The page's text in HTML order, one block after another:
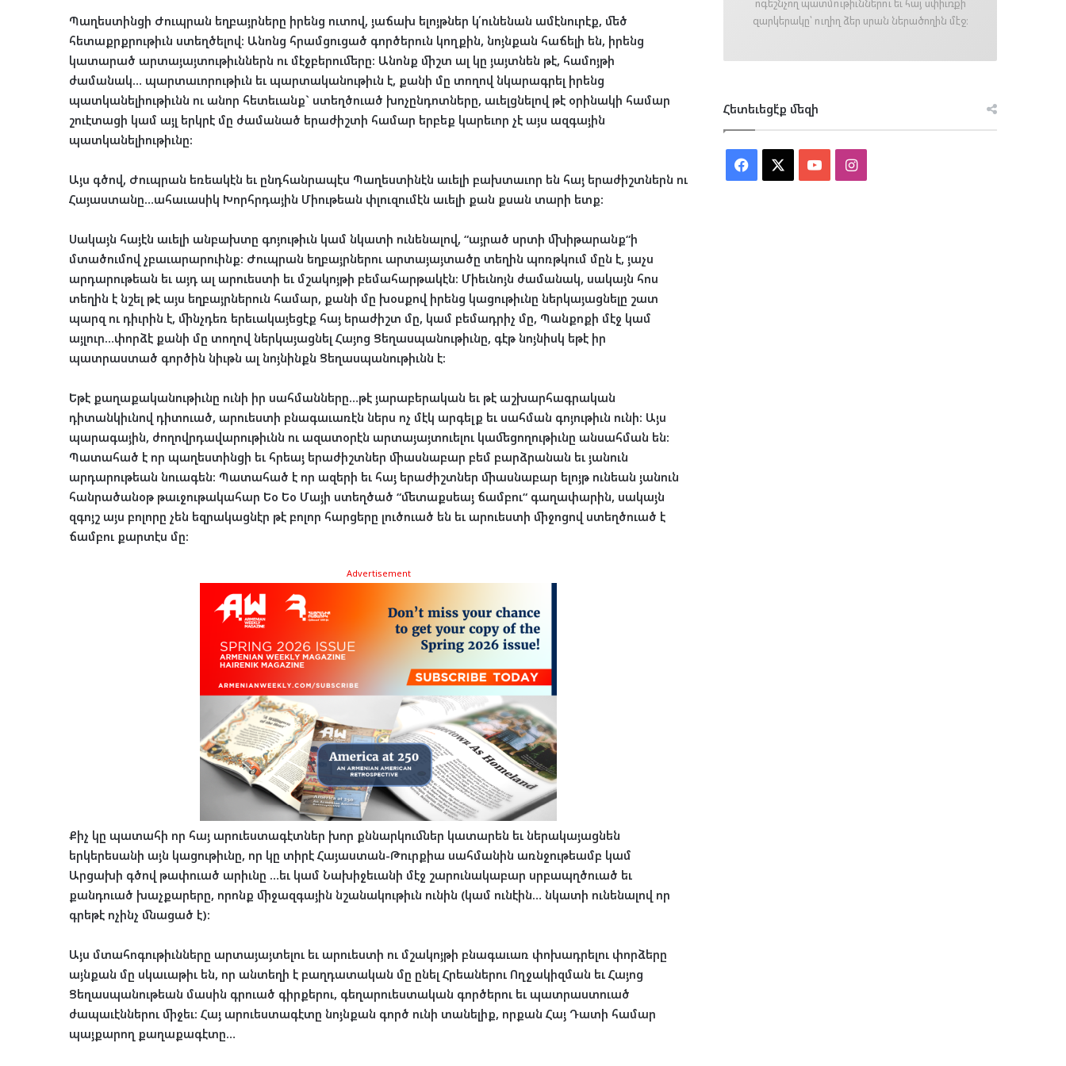
Պաղեստինցի Ժուպրան եղբայրները իրենց ուտով, յաճախ ելոյթներ կ՛ունենան ամէնուրէք, մեծ
հետաքրքրութիւն ստեղծելով: Անոնց հրամցուցած գործերուն կողքին, նոյնքան հաճելի են, իրենց
կատարած արտայայտութիւններն ու մէջբերումերը: Անոնք միշտ ալ կը յայտնեն թէ, համոյթի
ժամանակ… պարտաւորութիւն եւ պարտականութիւն է, քանի մը տողով նկարագրել իրենց
պատկանելիութիւնն ու անոր հետեւանք` ստեղծուած խոչընդոտները, աւելցնելով թէ օրինակի համար
շուէտացի կամ այլ երկրէ մը ժամանած երաժիշտի համար երբեք կարեւոր չէ այս ազգային
պատկանելիութիւնը:
Այս գծով, Ժուպրան եռեակէն եւ ընդհանրապէս Պաղեստինէն աւելի բախտաւոր են հայ երաժիշտներն ու
Հայաստանը…ահաւասիկ Խորհրդային Միութեան փլուզումէն աւելի քան քսան տարի ետք:
Սակայն հայէն աւելի անբախտը գոյութիւն կամ նկատի ունենալով, “այրած սրտի մխիթարանք“ի
մտածումով չբաւարարուինք: Ժուպրան եղբայրներու արտայայտածը տեղին պոռթկում մըն է, յաչս
արդարութեան եւ այդ ալ արուեստի եւ մշակոյթի բեմահարթակէն: Միեւնոյն ժամանակ, սակայն հոս
տեղին է նշել թէ այս եղբայրներուն համար, քանի մը խօսքով իրենց կացութիւնը ներկայացնելը շատ
պարզ ու դիւրին է, մինչդեռ երեւակայեցէք հայ երաժիշտ մը, կամ բեմադրիչ մը, Պանքոքի մէջ կամ
այլուր…փորձէ քանի մը տողով ներկայացնել Հայոց Ցեղասպանութիւնը, գէթ նոյնիսկ եթէ իր
պատրաստած գործին նիւթն ալ նոյնինքն Ցեղասպանութիւնն է:
Եթէ քաղաքականութիւնը ունի իր սահմանները…թէ յարաբերական եւ թէ աշխարհագրական
դիտանկիւնով դիտուած, արուեստի բնագաւառէն ներս ոչ մէկ արգելք եւ սահման գոյութիւն ունի: Այս
պարագային, ժողովրդավարութիւնն ու ազատօրէն արտայայտուելու կամեցողութիւնը անսահման են:
Պատահած է որ պաղեստինցի եւ հրեայ երաժիշտներ միասնաբար բեմ բարձրանան եւ յանուն
արդարութեան նուագեն: Պատահած է որ ազերի եւ հայ երաժիշտներ միասնաբար ելոյթ ունեան յանուն
հանրածանօթ թաւջութակահար Եօ Եօ Մայի ստեղծած “մետաքսեայ ճամբու“ գաղափարին, սակայն
զգոյշ այս բոլորը չեն եզրակացնէր թէ բոլոր հարցերը լուծուած են եւ արուեստի միջոցով ստեղծուած է
ճամբու քարտէս մը:
Advertisement
Քիչ կը պատահի որ հայ արուեստագէտներ խոր քննարկումներ կատարեն եւ ներակայացնեն
երկերեսանի այն կացութիւնը, որ կը տիրէ Հայաստան-Թուրքիա սահմանին առնջութեամբ կամ
Արցախի գծով թափուած արիւնը …եւ կամ Նախիջեւանի մէջ շարունակաբար սրբապղծուած եւ
քանդուած խաչքարերը, որոնք միջազգային նշանակութիւն ունին (կամ ունէին… նկատի ունենալով որ
գրեթէ ոչինչ մնացած է):
Այս մտահոգութիւնները արտայայտելու եւ արուեստի ու մշակոյթի բնագաւառ փոխադրելու փորձերը
այնքան մը սկաւաթիւ են, որ անտեղի է բաղդատական մը ընել Հրեաներու Ողջակիզման եւ Հայոց
Ցեղասպանութեան մասին գրուած գիրքերու, գեղարուեստական գործերու եւ պատրաստուած
ժապաւէններու միջեւ: Հայ արուեստագէտը նոյնքան գործ ունի տանելիք, որքան Հայ Դատի համար
պայքարող քաղաքագէտը…
զարկերակը՝ ուղիղ ձեր սրան ներածողին մէջ։
Հետեւեցէ՛ք մեզի
Facebook YouTubeInstagram